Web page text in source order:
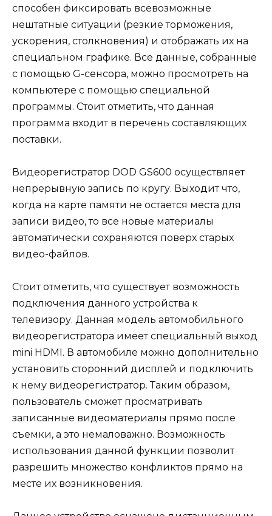
способен фиксировать всевозможные
нештатные ситуации (резкие торможения,
ускорения, столкновения) и отображать их на
специальном графике. Все данные, собранные
с помощью G-сенсора, можно просмотреть на
компьютере с помощью специальной
программы. Стоит отметить, что данная
программа входит в перечень составляющих
поставки.
Видеорегистратор DOD GS600 осуществляет
непрерывную запись по кругу. Выходит что,
когда на карте памяти не остается места для
записи видео, то все новые материалы
автоматически сохраняются поверх старых
видео-файлов.
Стоит отметить, что существует возможность
подключения данного устройства к
телевизору. Данная модель автомобильного
видеорегистратора имеет специальный выход
mini HDMI. В автомобиле можно дополнительно
установить сторонний дисплей и подключить
к нему видеорегистратор. Таким образом,
пользователь сможет просматривать
записанные видеоматериалы прямо после
съемки, а это немаловажно. Возможность
использования данной функции позволит
разрешить множество конфликтов прямо на
месте их возникновения.